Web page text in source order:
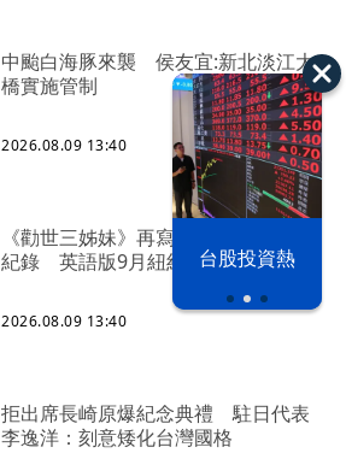
漢光42演習 台股投資熱
中颱白海豚來襲 侯友宜:新北淡江大
橋實施管制
2026.08.09 13:40
《勸世三姊妹》再寫本土音樂劇票房
紀錄 英語版9月紐約二度讀劇
2026.08.09 13:40
拒出席長崎原爆紀念典禮 駐日代表
李逸洋：刻意矮化台灣國格